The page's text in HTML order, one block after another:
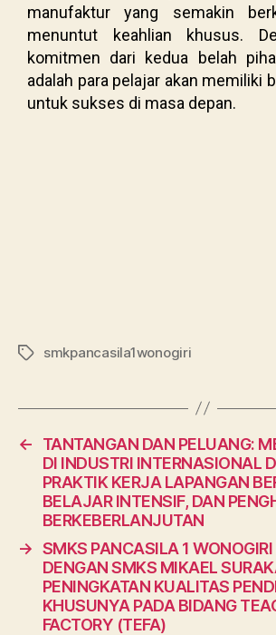
manufaktur yang semakin
menuntut keahlian khusus.
komitmen dari kedua belah
adalah para pelajar akan memiliki
untuk sukses di masa depan.
smkpancasila1wonogiri
←
TANTANGAN DAN PELUANG:
DI INDUSTRI INTERNASIONAL
PRAKTIK KERJA LAPANGAN
BELAJAR INTENSIF, DAN
BERKEBERLANJUTAN
→ SMKS PANCASILA 1 WONOGIRI
DENGAN SMKS MIKAEL
PENINGKATAN KUALITAS
KHUSUNYA PADA BIDANG
FACTORY (TEFA)